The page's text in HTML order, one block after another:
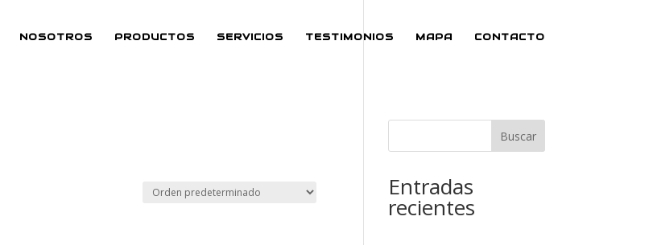
NOSOTROS PRODUCTOS SERVICIOS TESTIMONIOS MAPA CONTACTO
Buscar
Entradas
recientes